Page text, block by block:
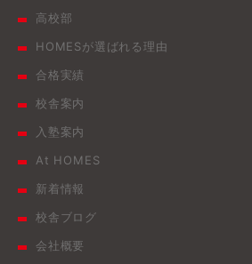
高校部
HOMESが選ばれる理由
合格実績
校舎案内
入塾案内
At HOMES
新着情報
校舎ブログ
会社概要